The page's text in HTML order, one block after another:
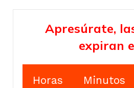
Apresúrate,
expiran
Horas Minutos